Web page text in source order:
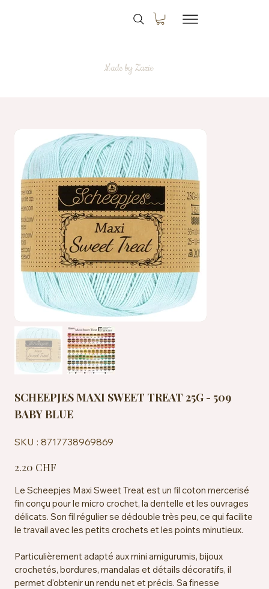
Made by Zazie
SCHEEPJES MAXI SWEET TREAT 25G - 509
BABY BLUE
SKU : 8717738969869
8717738969869
2.20 CHF
Le Scheepjes Maxi Sweet Treat est un fil coton mercerisé
fin conçu pour le micro crochet, la dentelle et les ouvrages
délicats. Son fil régulier se dédouble très peu, ce qui facilite
le travail avec les petits crochets et les points minutieux.
Particulièrement adapté aux mini amigurumis, bijoux
crochetés, bordures, mandalas et détails décoratifs, il
permet d'obtenir un rendu net et précis. Sa finesse